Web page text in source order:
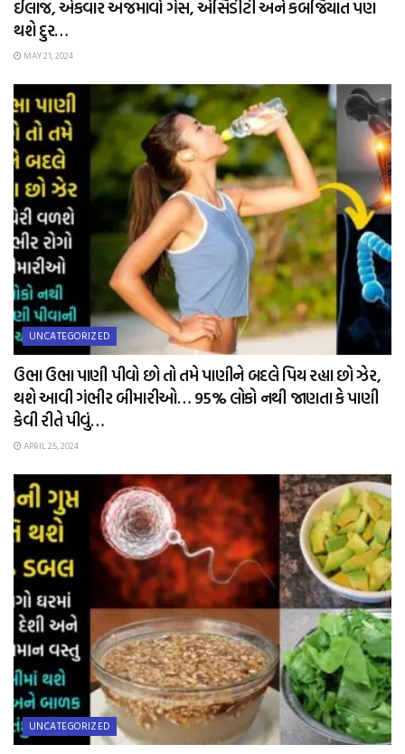
ઈલાજ, એકવાર અજમાવો ગેસ, એસિડીટી અને કબજિયાત પણ
થશે દુર…
MAY 21, 2024
UNCATEGORIZED
ઉભા ઉભા પાણી પીવો છો તો તમે પાણીને બદલે પિય રહ્યા છો ઝેર,
થશે આવી ગંભીર બીમારીઓ… 95% લોકો નથી જાણતા કે પાણી
કેવી રીતે પીવું…
APRIL 25, 2024
UNCATEGORIZED